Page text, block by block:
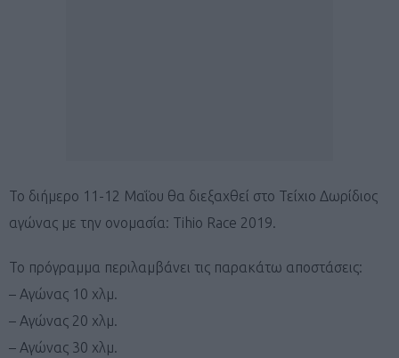
Το διήμερο 11-12 Μαΐου θα διεξαχθεί στο Τείχιο Δωρίδιος
αγώνας με την ονομασία: Tihio Race 2019.
Το πρόγραμμα περιλαμβάνει τις παρακάτω αποστάσεις:
– Αγώνας 10 χλμ.
– Αγώνας 20 χλμ.
– Αγώνας 30 χλμ.